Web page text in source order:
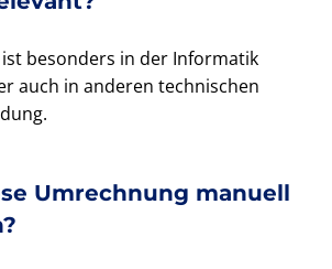
besonders in der Informatik
auch in anderen technischen
Umrechnung manuell